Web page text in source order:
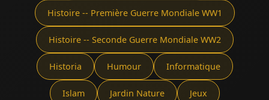
Histoire -- Première Guerre Mondiale WW1
Histoire -- Seconde Guerre Mondiale WW2
Historia Humour Informatique
Islam Jardin Nature Jeux